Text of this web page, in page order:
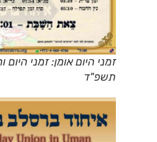
זמני היום אומן: זמני
תשפ"ד